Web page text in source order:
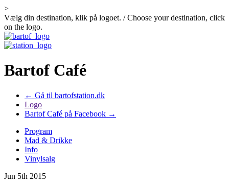
>
Vælg din destination, klik på logoet. / Choose your destination, click
on the logo.
Bartof Café
← Gå til bartofstation.dk
Logo
Bartof Café på Facebook →
Program
Mad & Drikke
Info
Vinylsalg
Jun 5th 2015